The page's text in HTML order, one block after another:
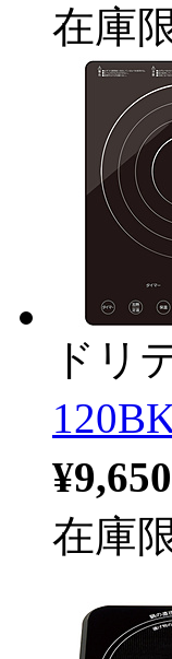
在庫
ドリ
¥9,650
在庫